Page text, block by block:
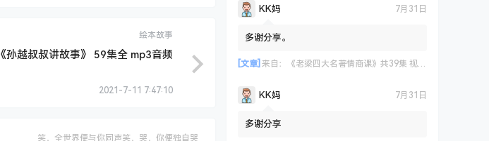
绘本故事
《孙越叔叔讲故事》 59集全 mp3音频
2021-7-11 7:47:10
笑，全世界便与你同声笑，哭，你便独自哭
KK妈 7月31日
多谢分享。
[文章] 来自： 《老梁四大名著情商课》共39集 视频课程
KK妈 7月31日
多谢分享